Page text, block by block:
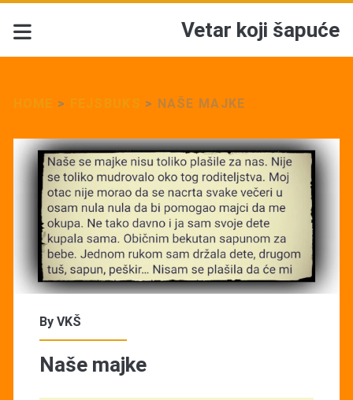
Vetar koji šapuće
> > NAŠE MAJKE
By VKŠ
Naše majke